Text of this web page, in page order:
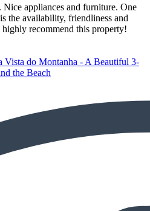
appliances and furniture. One
the availability, friendliness and
recommend this property!
Vista do Montanha - A Beautiful 3-
the Beach